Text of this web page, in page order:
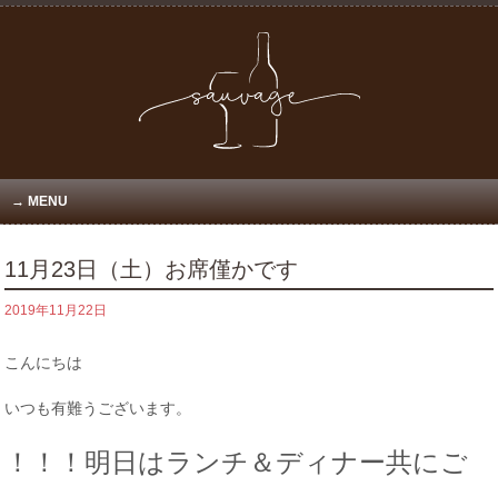
MENU
11月23日（土）お席僅かです
2019年11月22日
こんにちは
いつも有難うございます。
！！！明日はランチ＆ディナー共にご